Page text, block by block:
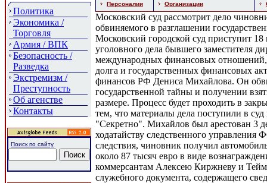
Политика
Экономика /
Торговля
Армия / ВПК
Безопасность /
Разведка
Экстремизм /
Преступность
Об агенстве
Контакты
Поиск по сайту
Персоналии Организации
Московский суд рассмотрит дело
обвиняемого в разглашении
Московский городской суд приступит
уголовного дела бывшего заместителя
международных финансовых отношений,
долга и государственных финансовых
финансов РФ Дениса Михайлова. Он
государственной тайны и получении
размере. Процесс будет проходить в
тем, что материалы дела поступили в
"Секретно". Михайлов был арестован 3
ходатайству следственного
следствия, чиновник получил
около 87 тысяч евро в виде
коммерсантам Алексею Киржневу и
служебного документа, содержащего